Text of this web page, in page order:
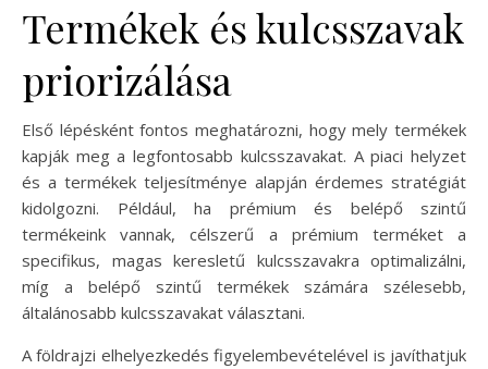
Termékek és kulcsszavak
priorizálása
Első lépésként fontos meghatározni, hogy mely termékek
kapják meg a legfontosabb kulcsszavakat. A piaci helyzet
és a termékek teljesítménye alapján érdemes stratégiát
kidolgozni. Például, ha prémium és belépő szintű
termékeink vannak, célszerű a prémium terméket a
specifikus, magas keresletű kulcsszavakra optimalizálni,
míg a belépő szintű termékek számára szélesebb,
általánosabb kulcsszavakat választani.
A földrajzi elhelyezkedés figyelembevételével is javíthatjuk